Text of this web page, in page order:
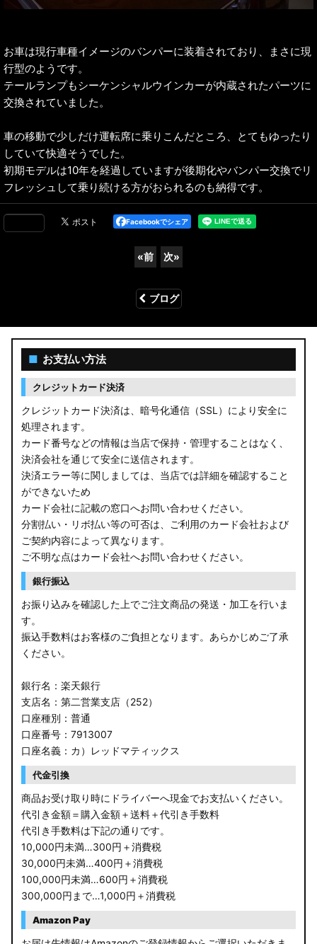
お車は現行車種イメージのバンパーに装着されており、まさに現
行型のようです。
テールランプもシーケンシャルウインカーが内蔵されたパーツに
交換されていました。
車の移動で少しだけ運転席に乗りこんだところ、とてもゆったり
していて快適そうでした。
初期モデルは10年を経過していますが後期化やバンパー交換でリ
フレッシュして乗り続ける方がおられるのも納得です。
Facebookでシェア
«前 次»
ブログ
■ お支払い方法
クレジットカード決済
クレジットカード決済は、暗号化通信（SSL）により安全に
処理されます。
カード番号などの情報は当店で保持・管理することはなく、
決済会社を通じて安全に送信されます。
決済エラー等に関しましては、当店では詳細を確認すること
ができないため
カード会社に記載の窓口へお問い合わせください。
分割払い・リボ払い等の可否は、ご利用のカード会社および
ご契約内容によって異なります。
ご不明な点はカード会社へお問い合わせください。
銀行振込
お振り込みを確認した上でご注文商品の発送・加工を行いま
す。
振込手数料はお客様のご負担となります。あらかじめご了承
ください。
銀行名：楽天銀行
支店名：第二営業支店（252）
口座種別：普通
口座番号：7913007
口座名義：カ）レッドマティックス
代金引換
商品お受け取り時にドライバーへ現金でお支払いください。
代引き金額＝購入金額＋送料＋代引き手数料
代引き手数料は下記の通りです。
10,000円未満…300円＋消費税
30,000円未満…400円＋消費税
100,000円未満…600円＋消費税
300,000円まで…1,000円＋消費税
Amazon Pay